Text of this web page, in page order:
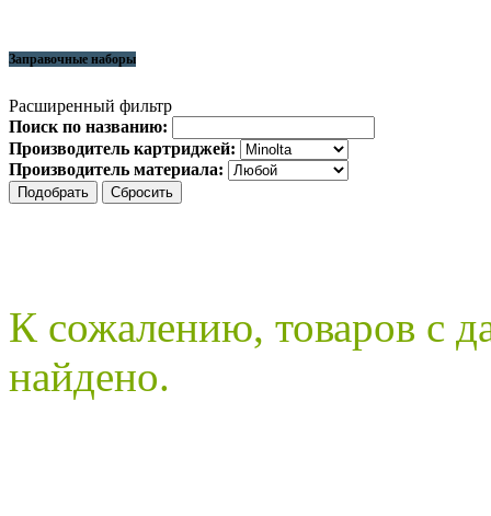
Заправочные наборы
Расширенный фильтр
Поиск по названию:
Производитель картриджей:
Производитель материала:
К сожалению, товаров с
найдено.